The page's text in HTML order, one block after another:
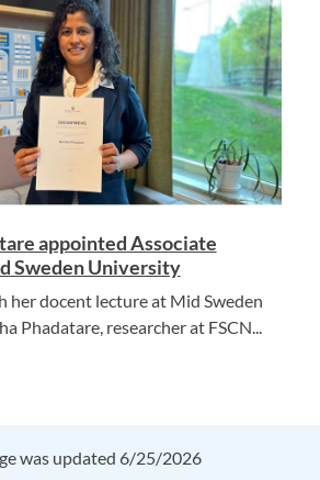
appointed Associate
Sweden University
her docent lecture at Mid Sweden
Phadatare, researcher at FSCN...
was updated 6/25/2026